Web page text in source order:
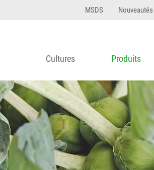
MSDS
Cultures Produits